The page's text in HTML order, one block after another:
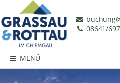
08641/
MENÜ